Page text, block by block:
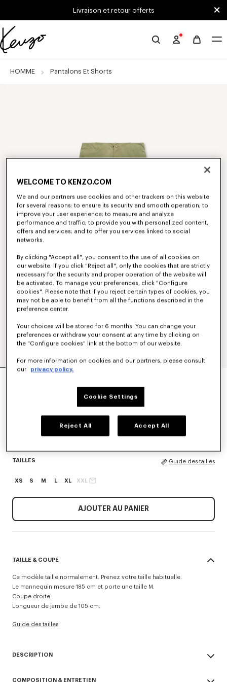
Skip to main content
Skip to footer contentLivraison et retour offerts
Site
KENZO
HOMME Pantalons Et Shorts
PANTALON TECHNIQUE 'KENZO SIGNATURE'
TAILLES Guide des tailles
XS S M L XL XXL
AJOUTER AU PANIER
TAILLE & COUPE
Ce modèle taille normalement. Prenez votre taille habituelle.
Le mannequin mesure 185 cm et porte une taille M.
Coupe droite.
Longueur de jambe de 105 cm.
Guide des tailles
DESCRIPTION
COMPOSITION & ENTRETIEN
WELCOME TO KENZO.COM
We and our partners use cookies and other trackers on this website
for several reasons: to ensure its security and smooth operation; to
improve your user experience; to measure and analyze
performance and traffic; to provide you with personalized content,
offers and services; and to offer you services linked to social
networks.
By clicking "Accept all", you consent to the use of all cookies on
our website. If you click "Reject all", only the cookies that are strictly
necessary for the security and proper operation of the website will
be activated. To manage your preferences, click "Configure
cookies". Please note that if you reject certain types of cookies, you
may not be able to benefit from all the functions described in the
preference center.
Your choices will be stored for 6 months. You can change your
preferences or withdraw your consent at any time by clicking on
the "Configure cookies" link at the bottom of our website.
For more information on cookies and our partners, please consult
our
privacy policy.
Cookie Settings
Reject All Accept All